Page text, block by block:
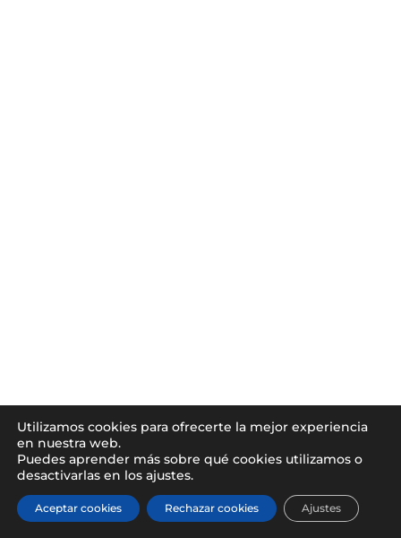
Utilizamos cookies para ofrecerte la mejor experiencia
en nuestra web.
Puedes aprender más sobre qué cookies utilizamos o
desactivarlas en los ajustes.
Aceptar cookies Rechazar cookies Ajustes